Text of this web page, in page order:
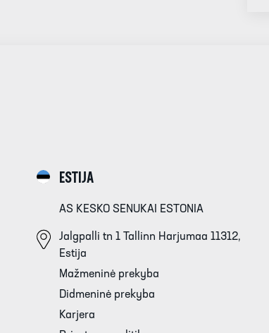
ESTIJA
AS KESKO SENUKAI ESTONIA
Jalgpalli tn 1 Tallinn Harjumaa 11312,
Estija
Mažmeninė prekyba
Didmeninė prekyba
Karjera